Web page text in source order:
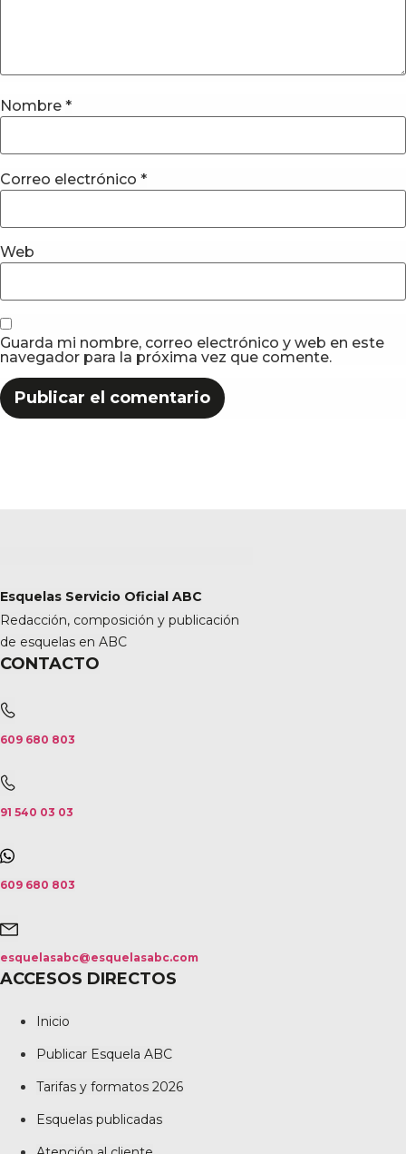
Nombre *
Correo electrónico *
Web
Guarda mi nombre, correo electrónico y web en este
navegador para la próxima vez que comente.
Esquelas Servicio Oficial ABC
Redacción, composición y publicación
de esquelas en ABC
CONTACTO
609 680 803
91 540 03 03
609 680 803
esquelasabc@esquelasabc.com
ACCESOS DIRECTOS
Inicio
Publicar Esquela ABC
Tarifas y formatos 2026
Esquelas publicadas